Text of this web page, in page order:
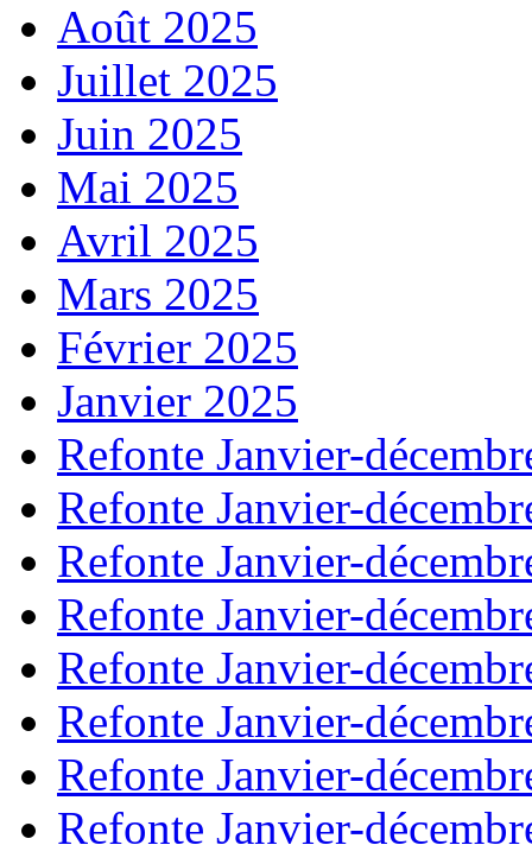
Août 2025
Juillet 2025
Juin 2025
Mai 2025
Avril 2025
Mars 2025
Février 2025
Janvier 2025
Refonte Janvier-
Refonte Janvier-
Refonte Janvier-
Refonte Janvier-
Refonte Janvier-
Refonte Janvier-
Refonte Janvier-
Refonte Janvier-